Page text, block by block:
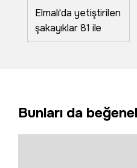
Elmalı'da yetiştirilen
şakayıklar 81 ile
gidiyor
Bunları da